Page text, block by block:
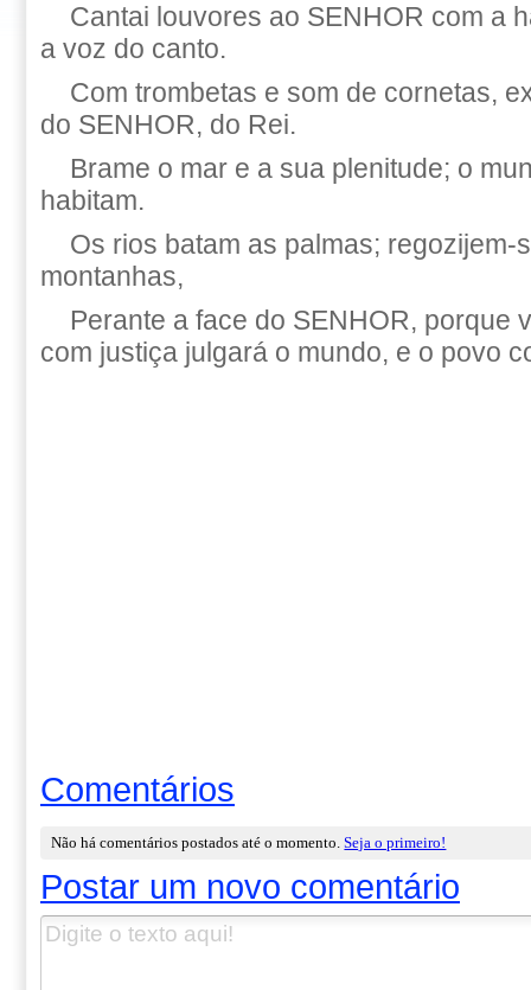
Cantai louvores ao SENHOR com a
a voz do canto.
Com trombetas e som de cornetas,
do SENHOR, do Rei.
Brame o mar e a sua plenitude; o
habitam.
Os rios batam as palmas; regozijem-
montanhas,
Perante a face do SENHOR, porque
com justiça julgará o mundo, e o povo
Comentários
Não há comentários postados até o momento.Seja o primeiro!
Postar um novo comentário